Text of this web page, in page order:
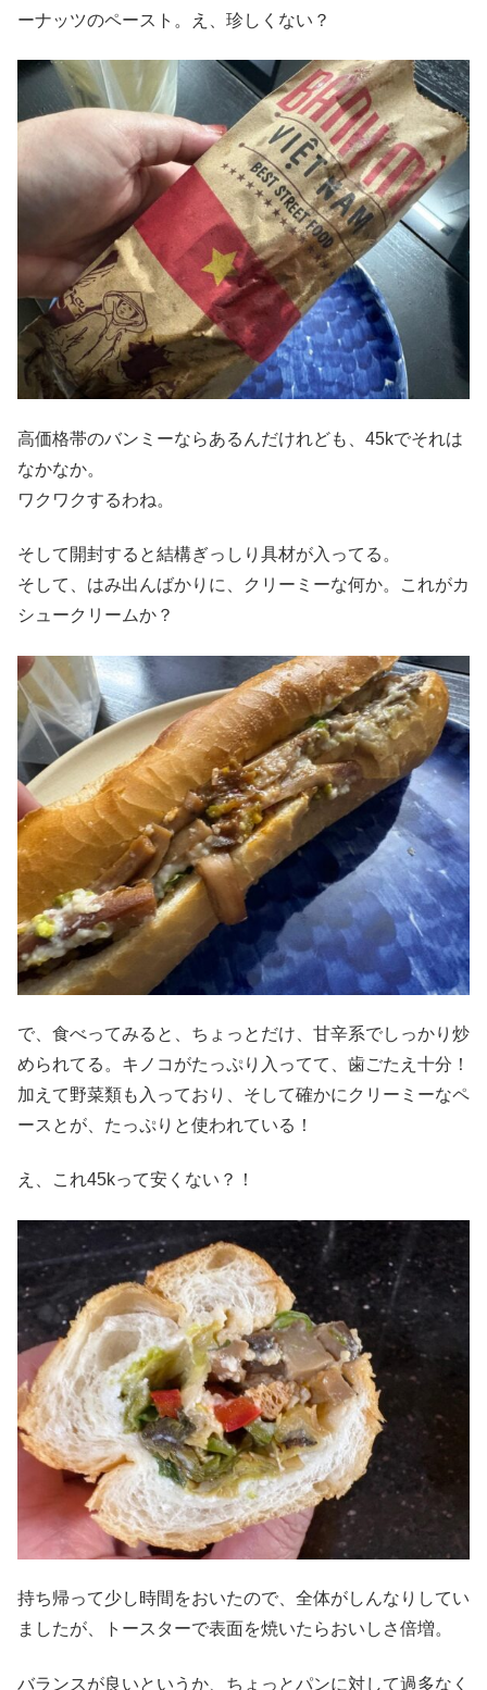
ーナッツのペースト。え、珍しくない？
高価格帯のバンミーならあるんだけれども、45kでそれは
なかなか。
ワクワクするわね。
そして開封すると結構ぎっしり具材が入ってる。
そして、はみ出んばかりに、クリーミーな何か。これがカ
シュークリームか？
で、食べってみると、ちょっとだけ、甘辛系でしっかり炒
められてる。キノコがたっぷり入ってて、歯ごたえ十分！
加えて野菜類も入っており、そして確かにクリーミーなペ
ースとが、たっぷりと使われている！
え、これ45kって安くない？！
持ち帰って少し時間をおいたので、全体がしんなりしてい
ましたが、トースターで表面を焼いたらおいしさ倍増。
バランスが良いというか、ちょっとパンに対して過多なく